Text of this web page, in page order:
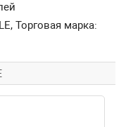
Торговая марка: